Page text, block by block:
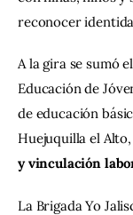
reconocer
A la gira se sumó
Educación de
de educación
Huejuquilla el
y vinculación
La Brigada Yo